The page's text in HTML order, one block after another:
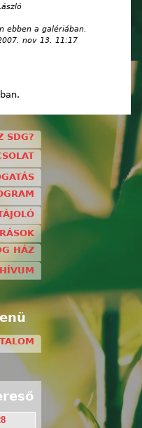
ebben a galériában.
nov 13. 11:17
SDG?
HÁZ